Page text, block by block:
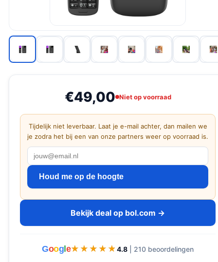
€49,00 Niet op voorraad
Tijdelijk niet leverbaar. Laat je e-mail achter, dan mailen we
je zodra het bij een van onze partners weer op voorraad is.
Houd me op de hoogte
Bekijk deal op bol.com →
Goog e★★★★★
★★★★★ 4.8 | 210 beoordelingen